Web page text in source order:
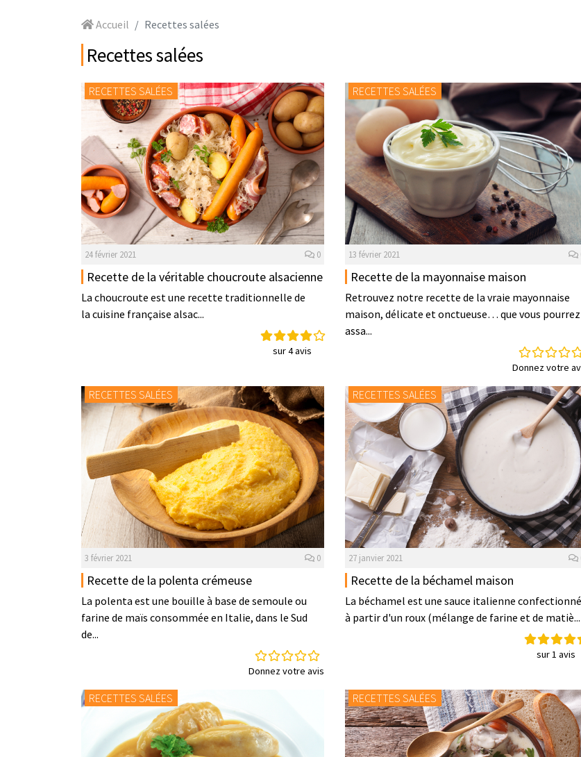
Accueil Recettes salées
Recettes salées
RECETTES SALÉES
24 février 2021 0
Recette de la véritable choucroute alsacienne
La choucroute est une recette traditionnelle de
la cuisine française alsac...
sur 4 avis
RECETTES SALÉES
13 février 2021
Recette de la mayonnaise maison
Retrouvez notre recette de la vraie mayonnaise
maison, délicate et onctueuse… que vous pourrez
assa...
Donnez votre
RECETTES SALÉES
3 février 2021 0
Recette de la polenta crémeuse
La polenta est une bouille à base de semoule ou
farine de maïs consommée en Italie, dans le Sud
de...
Donnez votre avis
RECETTES SALÉES
27 janvier 2021
Recette de la béchamel maison
La béchamel est une sauce italienne
à partir d'un roux (mélange de farine et de matiè...
sur 1 avis
RECETTES SALÉES RECETTES SALÉES